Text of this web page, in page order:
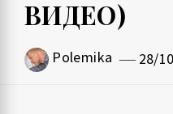
ВИДЕО)
Polemika 28/